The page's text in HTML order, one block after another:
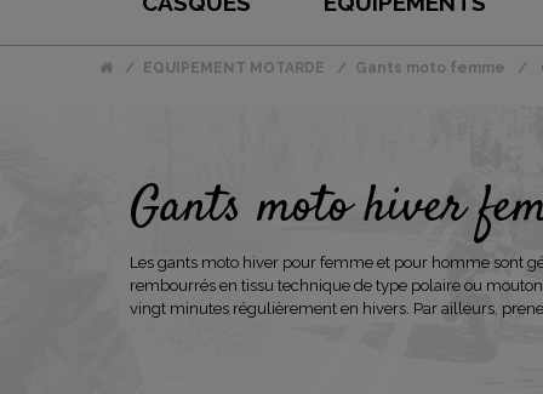
EQUIPEMENT MOTARDE Gants moto femme
Gants moto hiver
Les gants moto hiver pour femme et pour homme sont
rembourrés en tissu technique de type polaire ou
vingt minutes régulièrement en hivers. Par ailleurs,